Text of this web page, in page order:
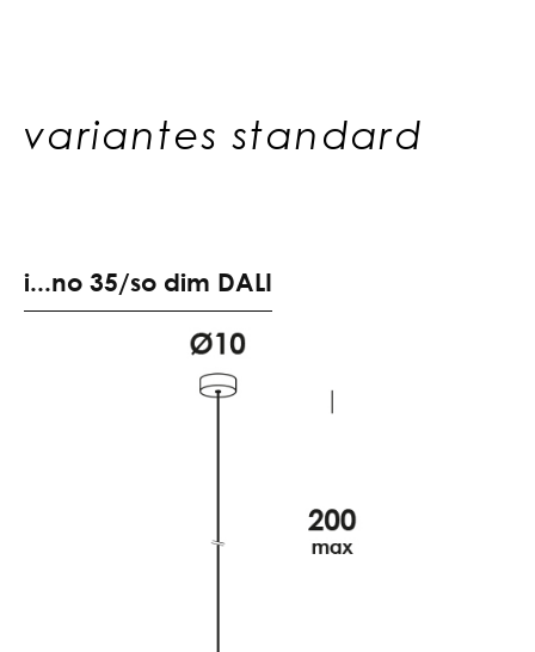
variantes standard
i...no 35/so dim DALI